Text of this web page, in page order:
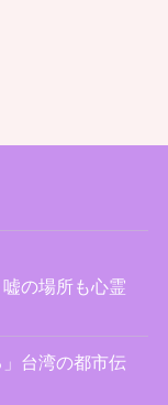
るイタ
の場所も心霊
」台湾の都市伝